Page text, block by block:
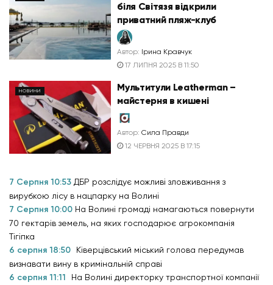
біля Світязя відкрили
приватний пляж-клуб
Автор: Ірина Кравчук
17 ЛИПНЯ 2025 В 11:50
НОВИНИ
Мультитули Leatherman –
майстерня в кишені
Автор: Сила Правди
12 ЧЕРВНЯ 2025 В 17:15
7 Серпня 10:53 ДБР розслідує можливі зловживання з
вирубкою лісу в нацпарку на Волині
7 Серпня 10:00 На Волині громаді намагаються повернути
70 гектарів земель, на яких господарює агрокомпанія
Тігіпка
6 серпня 18:50
Ківерцівський міський голова передумав
визнавати вину в кримінальній справі
6 серпня 11:11
На Волині директорку транспортної компанії